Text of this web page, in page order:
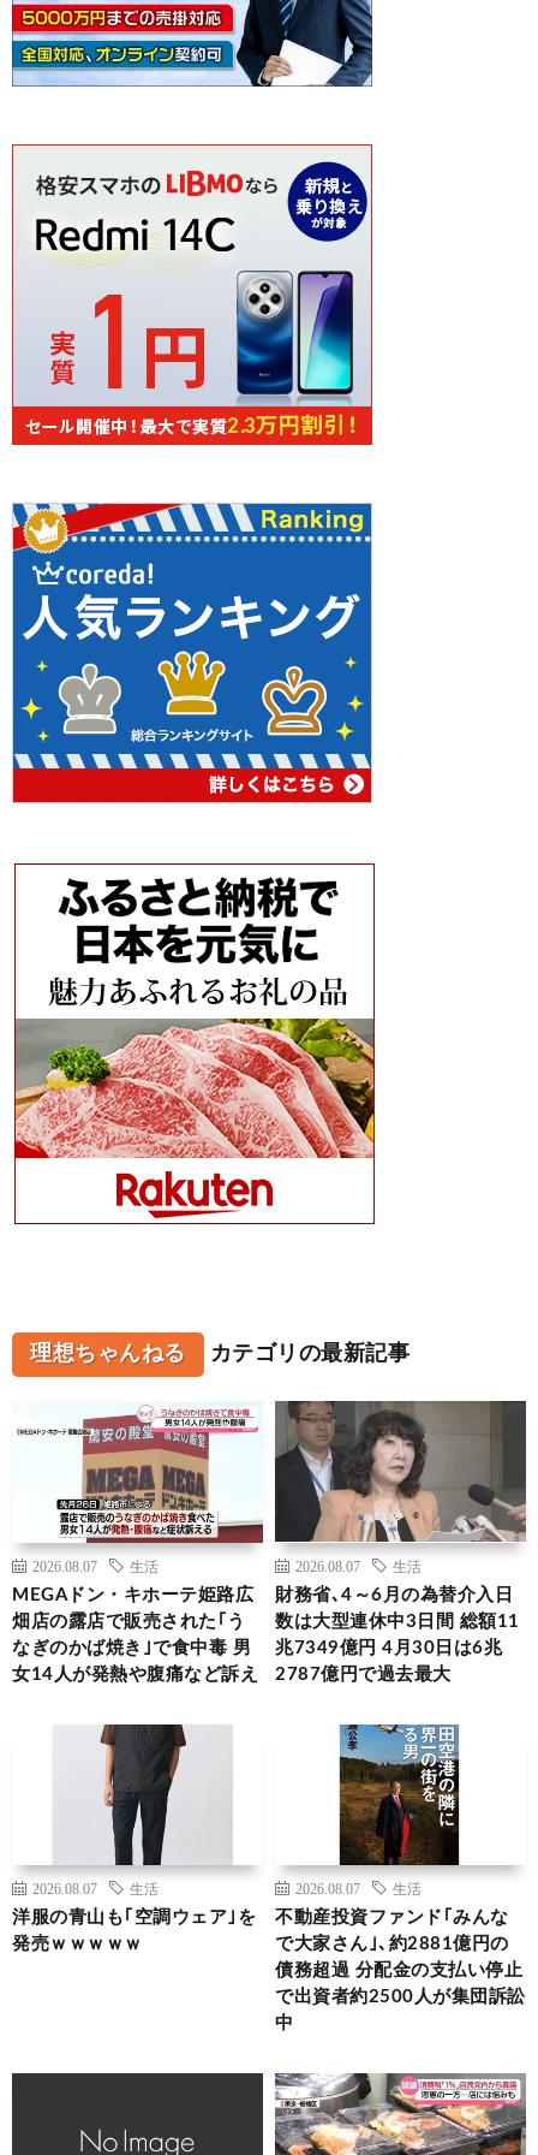
理想ちゃんねる カテゴリの最新記事
2026.08.07 生活
MEGAドン・キホーテ姫路広
畑店の露店で販売された｢う
なぎのかば焼き｣で食中毒 男
女14人が発熱や腹痛など訴え
2026.08.07 生活
財務省､4～6月の為替介入日
数は大型連休中3日間 総額11
兆7349億円 4月30日は6兆
2787億円で過去最大
2026.08.07 生活
洋服の青山も｢空調ウェア｣を
発売ｗｗｗｗｗ
2026.08.07 生活
不動産投資ファンド｢みんな
で大家さん｣､約2881億円の
債務超過 分配金の支払い停止
で出資者約2500人が集団訴訟
中